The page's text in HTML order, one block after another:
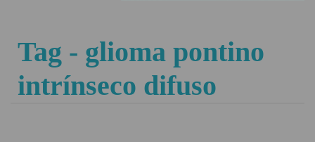
Tag - glioma pontino
intrínseco difuso